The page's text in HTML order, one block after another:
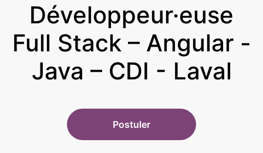
Développeur·euse
Full Stack – Angular -
Java – CDI - Laval
Postuler